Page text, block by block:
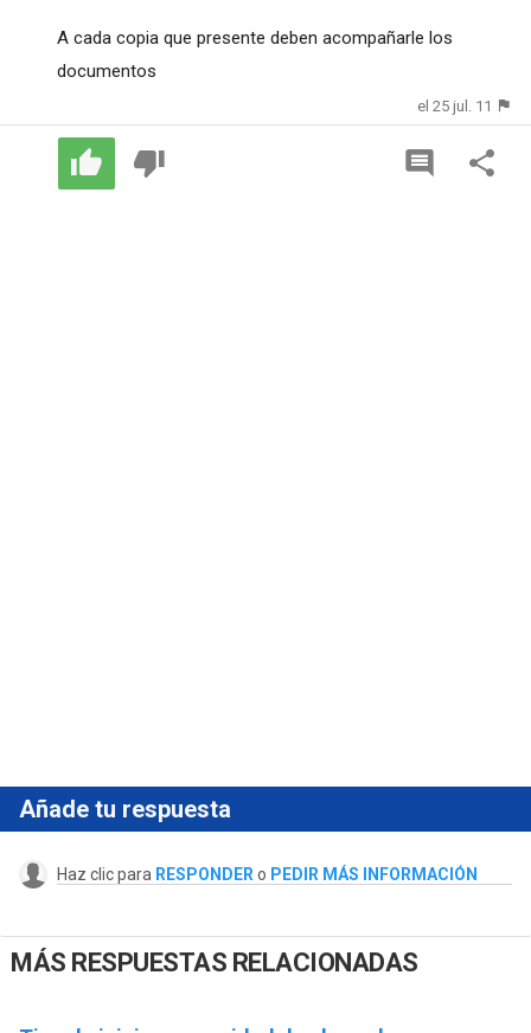
A cada copia que presente deben acompañarle los
documentos
el 25 jul. 11
Añade tu respuesta
Haz clic para RESPONDER o PEDIR MÁS INFORMACIÓN
MÁS RESPUESTAS RELACIONADAS